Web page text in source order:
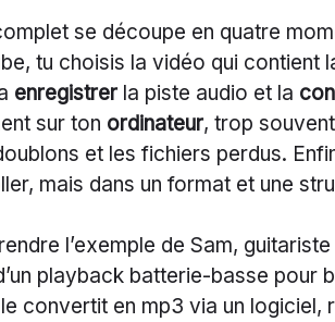
se découpe en quatre
tu choisis la vidéo qui contient
enregistrerla piste audio et la
sur ton ordinateur, trop
et les fichiers perdus.
mais dans un format et une
l’exemple de Sam,
playback batterie-basse pour
le convertit en mp3 via un